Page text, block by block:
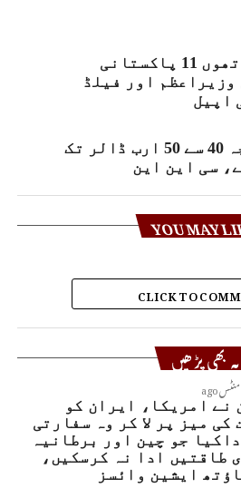
صومالی قزاقوں کے ہاتھوں 11 پاکستانی
اور فیلڈ
اپیل
ایران جنگ میں خرچہ 40 سے 50 ارب ڈالر تک
سی این این
YOU MAY
CLICK TO
یہ بھی پڑھیں
نے امریکا، ایران کو
کی میز پر لا کر وہ سفارتی
جو چین اور برطانیہ
طاقتیں ادا نہ کرسکیں،
ایشین وائسز